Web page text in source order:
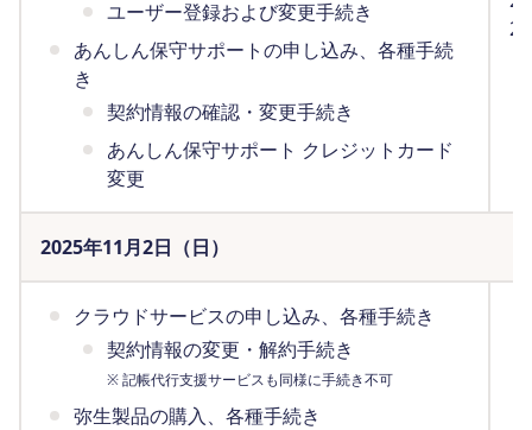
ユーザー登録および変更手続き
あんしん保守サポートの申し込み、各種手続
き
契約情報の確認・変更手続き
あんしん保守サポート クレジットカード
変更
2025年11月2日（日）
クラウドサービスの申し込み、各種手続き
契約情報の変更・解約手続き
※ 記帳代行支援サービスも同様に手続き不可
弥生製品の購入、各種手続き